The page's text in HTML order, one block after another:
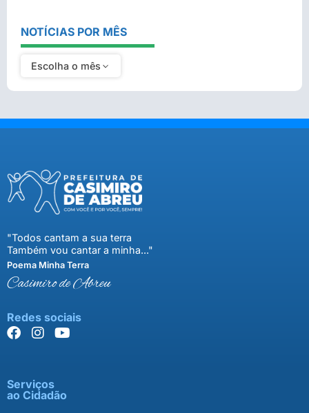
NOTÍCIAS POR MÊS
Escolha o mês
"Todos cantam a sua terra
Também vou cantar a minha..."
Poema Minha Terra
Casimiro de Abreu
Redes sociais
Serviços
ao Cidadão